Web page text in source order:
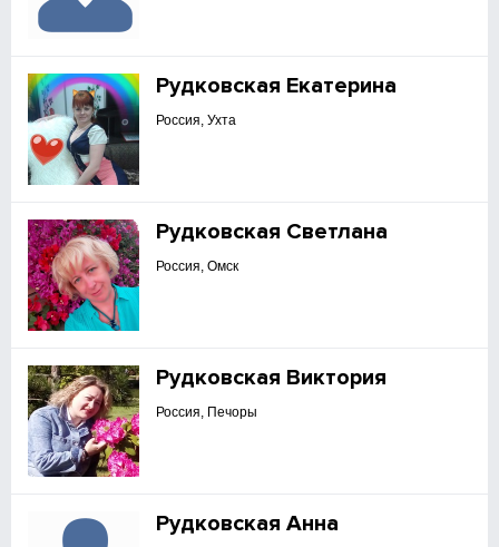
Рудковская Екатерина
Россия, Ухта
Рудковская Светлана
Россия, Омск
Рудковская Виктория
Россия, Печоры
Рудковская Анна